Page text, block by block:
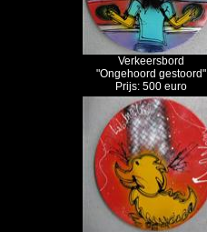
Verkeersbord
"Ongehoord gestoord"
Prijs: 500 euro